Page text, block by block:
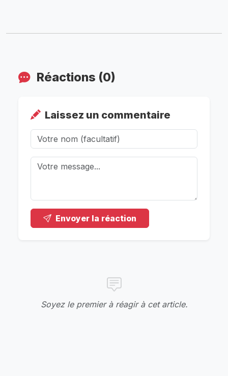
Réactions (0)
Laissez un commentaire
Envoyer la réaction
Soyez le premier à réagir à cet article.